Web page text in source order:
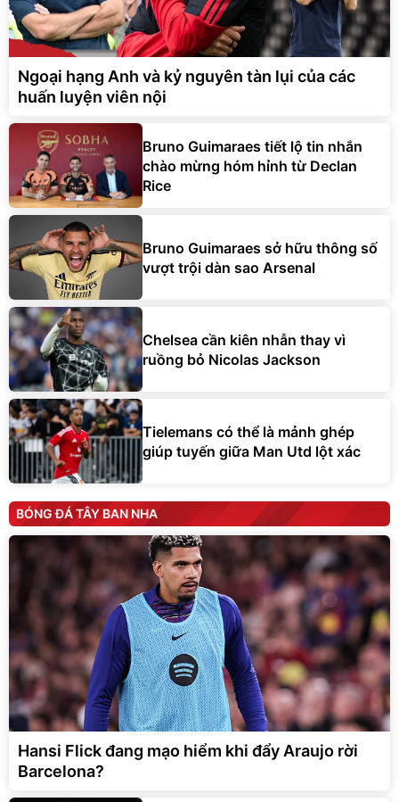
Ngoại hạng Anh và kỷ nguyên tàn lụi của các
huấn luyện viên nội
Bruno Guimaraes tiết lộ tin nhắn
chào mừng hóm hỉnh từ Declan
Rice
Bruno Guimaraes sở hữu thông số
vượt trội dàn sao Arsenal
Chelsea cần kiên nhẫn thay vì
ruồng bỏ Nicolas Jackson
Tielemans có thể là mảnh ghép
giúp tuyến giữa Man Utd lột xác
BÓNG ĐÁ TÂY BAN NHA
Hansi Flick đang mạo hiểm khi đẩy Araujo rời
Barcelona?